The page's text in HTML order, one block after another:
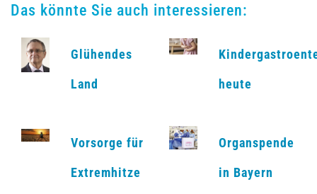
Das könnte Sie auch interessieren:
Glühendes
Land
heute
Vorsorge für
Extremhitze
Organspende
in Bayern